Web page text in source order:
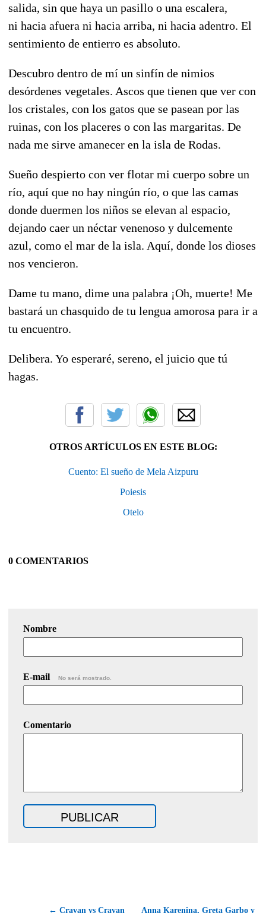
salida, sin que haya un pasillo o una escalera,
ni hacia afuera ni hacia arriba, ni hacia adentro. El
sentimiento de entierro es absoluto.
Descubro dentro de mí un sinfín de nimios
desórdenes vegetales. Ascos que tienen que ver con
los cristales, con los gatos que se pasean por las
ruinas, con los placeres o con las margaritas. De
nada me sirve amanecer en la isla de Rodas.
Sueño despierto con ver flotar mi cuerpo sobre un
río, aquí que no hay ningún río, o que las camas
donde duermen los niños se elevan al espacio,
dejando caer un néctar venenoso y dulcemente
azul, como el mar de la isla. Aquí, donde los dioses
nos vencieron.
Dame tu mano, dime una palabra ¡Oh, muerte! Me
bastará un chasquido de tu lengua amorosa para ir a
tu encuentro.
Delibera. Yo esperaré, sereno, el juicio que tú
hagas.
OTROS ARTÍCULOS EN ESTE BLOG:
Cuento: El sueño de Mela Aizpuru
Poiesis
Otelo
0 COMENTARIOS
Nombre
E-mail No será mostrado.
Comentario
← Cravan vs Cravan Anna Karenina, Greta Garbo y